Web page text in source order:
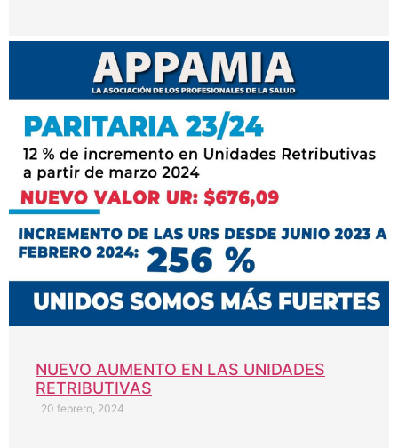
NUEVO AUMENTO EN LAS UNIDADES
RETRIBUTIVAS
20 febrero, 2024